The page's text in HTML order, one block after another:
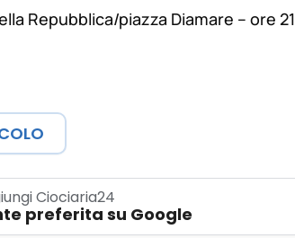
Repubblica/piazza Diamare – ore 21
Ciociaria24
preferita su Google